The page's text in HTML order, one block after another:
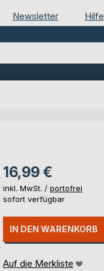
Newsletter Hilfe
16,99 €
inkl. MwSt. / portofrei
sofort verfügbar
IN DEN WARENKORB
Auf die Merkliste